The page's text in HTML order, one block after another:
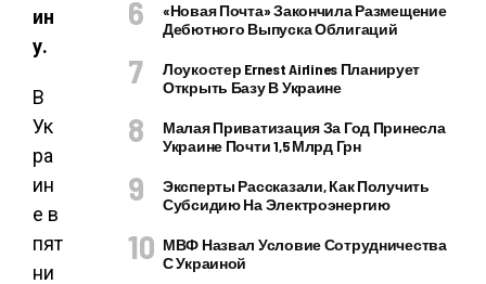
ин
у.
В
Ук
ра
ин
е в
пят
ни
«Новая Почта» Закончила Размещение
Дебютного Выпуска Облигаций
Лоукостер Ernest Airlines Планирует
Открыть Базу В Украине
Малая Приватизация За Год Принесла
Украине Почти 1,5 Млрд Грн
Эксперты Рассказали, Как Получить
Субсидию На Электроэнергию
МВФ Назвал Условие Сотрудничества
С Украиной